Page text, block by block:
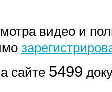
видео и
сайте 5499